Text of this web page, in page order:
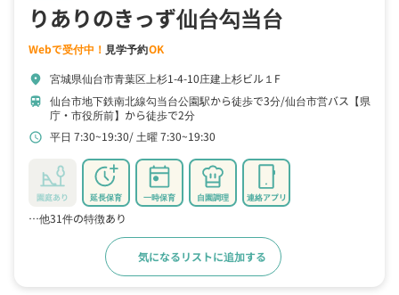
りありのきっず仙台勾当台
Webで受付中！ 見学予約OK
location_on 宮城県仙台市青葉区上杉1-4-10庄建上杉ビル１F
train 仙台市地下鉄南北線勾当台公園駅から徒歩で3分 仙台市営バス【県
庁・市役所前】から徒歩で2分
schedule 平日 7:30~19:30 土曜 7:30~19:30
園庭あり 延長保育 一時保育 自園調理 連絡アプリ
…他31件の特徴あり
気になるリストに追加する